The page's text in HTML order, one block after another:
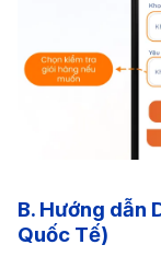
B. Hướng dẫn
Quốc Tế)